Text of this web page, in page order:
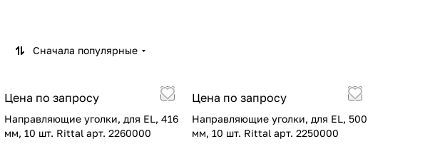
Сначала популярные
Цена по запросу
Направляющие уголки, для EL, 416
мм, 10 шт. Rittal арт. 2260000
Цена по запросу
Направляющие уголки, для EL, 500
мм, 10 шт. Rittal арт. 2250000